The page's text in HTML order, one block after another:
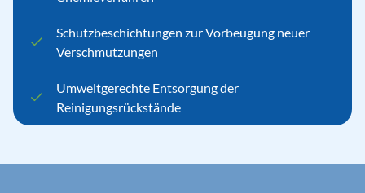
Schutzbeschichtungen zur Vorbeugung neuer
Verschmutzungen
Umweltgerechte Entsorgung der
Reinigungsrückstände